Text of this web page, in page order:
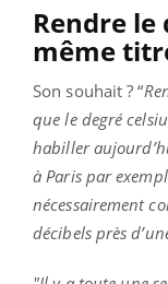
Rendre le
même
Son souhait ? “R
que le degré
habiller
à Paris par
nécessairement
décibels près